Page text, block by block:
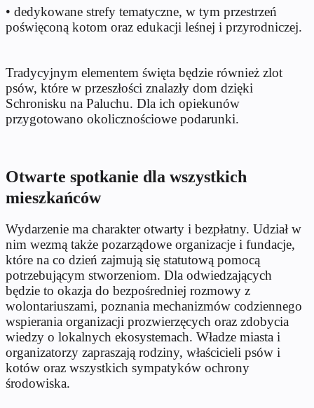
• dedykowane strefy tematyczne, w tym przestrzeń
poświęconą kotom oraz edukacji leśnej i przyrodniczej.
Tradycyjnym elementem święta będzie również zlot
psów, które w przeszłości znalazły dom dzięki
Schronisku na Paluchu. Dla ich opiekunów
przygotowano okolicznościowe podarunki.
Otwarte spotkanie dla wszystkich
mieszkańców
Wydarzenie ma charakter otwarty i bezpłatny. Udział w
nim wezmą także pozarządowe organizacje i fundacje,
które na co dzień zajmują się statutową pomocą
potrzebującym stworzeniom. Dla odwiedzających
będzie to okazja do bezpośredniej rozmowy z
wolontariuszami, poznania mechanizmów codziennego
wspierania organizacji prozwierzęcych oraz zdobycia
wiedzy o lokalnych ekosystemach. Władze miasta i
organizatorzy zapraszają rodziny, właścicieli psów i
kotów oraz wszystkich sympatyków ochrony
środowiska.